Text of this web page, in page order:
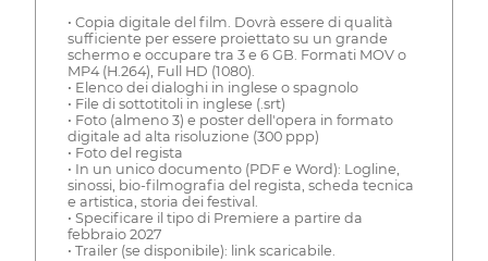
• Copia digitale del film. Dovrà essere di qualità
sufficiente per essere proiettato su un grande
schermo e occupare tra 3 e 6 GB. Formati MOV o
MP4 (H.264), Full HD (1080).
• Elenco dei dialoghi in inglese o spagnolo
• File di sottotitoli in inglese (.srt)
• Foto (almeno 3) e poster dell'opera in formato
digitale ad alta risoluzione (300 ppp)
• Foto del regista
• In un unico documento (PDF e Word): Logline,
sinossi, bio-filmografia del regista, scheda tecnica
e artistica, storia dei festival.
• Specificare il tipo di Premiere a partire da
febbraio 2027
• Trailer (se disponibile): link scaricabile.